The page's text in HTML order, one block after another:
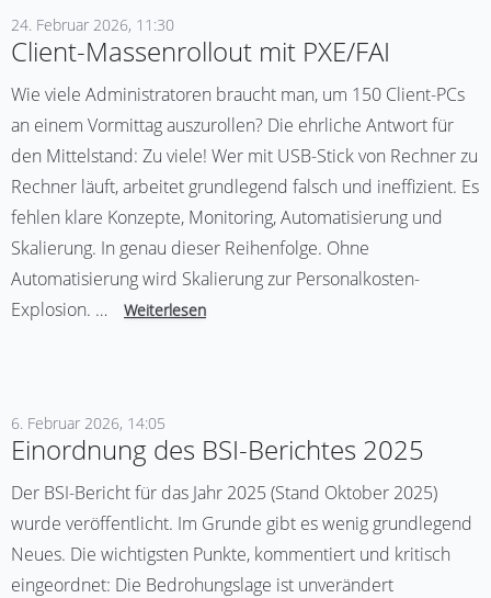
24. Februar 2026, 11:30
Client-Massenrollout mit PXE/FAI
Wie viele Administratoren braucht man, um 150 Client-PCs
an einem Vormittag auszurollen? Die ehrliche Antwort für
den Mittelstand: Zu viele! Wer mit USB-Stick von Rechner zu
Rechner läuft, arbeitet grundlegend falsch und ineffizient. Es
fehlen klare Konzepte, Monitoring, Automatisierung und
Skalierung. In genau dieser Reihenfolge. Ohne
Automatisierung wird Skalierung zur Personalkosten-
Explosion. …
Weiterlesen
6. Februar 2026, 14:05
Einordnung des BSI-Berichtes 2025
Der BSI-Bericht für das Jahr 2025 (Stand Oktober 2025)
wurde veröffentlicht. Im Grunde gibt es wenig grundlegend
Neues. Die wichtigsten Punkte, kommentiert und kritisch
eingeordnet: Die Bedrohungslage ist unverändert